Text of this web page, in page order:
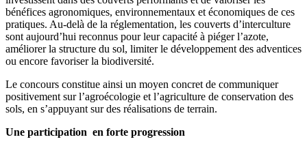
bénéfices agronomiques, environnementaux et économiques de ces
pratiques. Au-delà de la réglementation, les couverts d’interculture
sont aujourd’hui reconnus pour leur capacité à piéger l’azote,
améliorer la structure du sol, limiter le développement des adventices
ou encore favoriser la biodiversité.
Le concours constitue ainsi un moyen concret de communiquer
positivement sur l’agroécologie et l’agriculture de conservation des
sols, en s’appuyant sur des réalisations de terrain.
Une participation en forte progression